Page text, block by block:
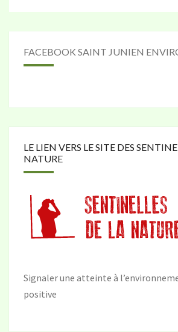
FACEBOOK SAINT JUNIEN
LE LIEN VERS LE SITE DES
NATURE
Signaler une atteinte à
positive